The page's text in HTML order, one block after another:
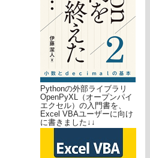
Pythonの外部ライブラリ
OpenPyXL（オープンパイ
エクセル）の入門書を、
Excel VBAユーザーに向け
に書きました↓↓